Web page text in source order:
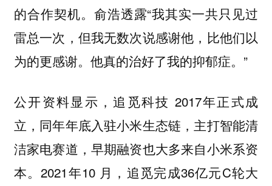
的合作契机。俞浩透露“我其实一共只见过
雷总一次，但我无数次说感谢他，比他们以
为的更感谢。他真的治好了我的抑郁症。”
公开资料显示，追觅科技 2017年正式成
立，同年年底入驻小米生态链，主打智能清
洁家电赛道，早期融资也大多来自小米系资
本。2021年10 月，追觅完成36亿元C轮大